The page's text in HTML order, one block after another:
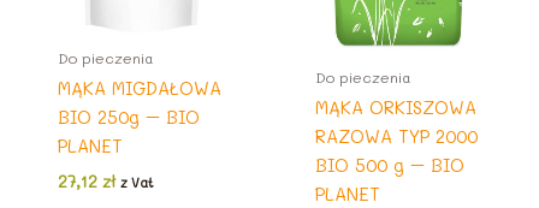
Do pieczenia
MĄKA MIGDAŁOWA
BIO 250g – BIO
PLANET
27,12 zł z Vat
Do pieczenia
MĄKA ORKISZOWA
RAZOWA TYP 2000
BIO 500 g – BIO
PLANET